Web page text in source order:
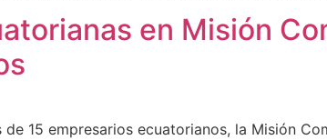
en Misión
15 empresarios ecuatorianos, la Misión